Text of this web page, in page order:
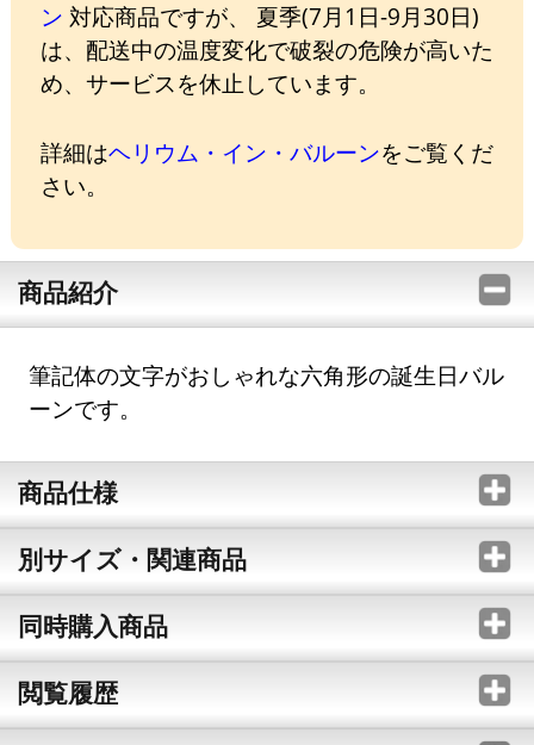
ン 対応商品ですが、 夏季(7月1日-9月30日)
は、配送中の温度変化で破裂の危険が高いた
め、サービスを休止しています。
詳細はヘリウム・イン・バルーンをご覧くだ
さい。
商品紹介
筆記体の文字がおしゃれな六角形の誕生日バル
ーンです。
商品仕様
別サイズ・関連商品
同時購入商品
閲覧履歴